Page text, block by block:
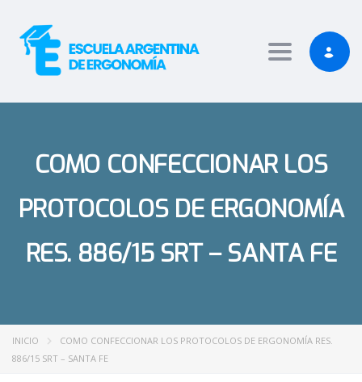
Toggle
COMO CONFECCIONAR LOS
PROTOCOLOS DE ERGONOMÍA
RES. 886/15 SRT – SANTA FE
INICIO
COMO CONFECCIONAR LOS PROTOCOLOS DE ERGONOMÍA RES.
886/15 SRT – SANTA FE